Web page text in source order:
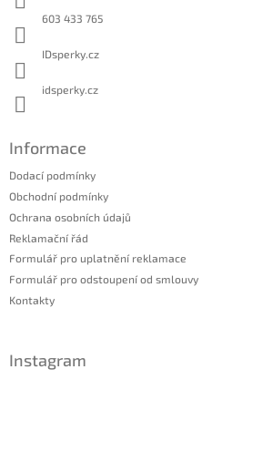
603 433 765
IDsperky.cz
idsperky.cz
Informace
Dodací podmínky
Obchodní podmínky
Ochrana osobních údajů
Reklamační řád
Formulář pro uplatnění reklamace
Formulář pro odstoupení od smlouvy
Kontakty
Instagram